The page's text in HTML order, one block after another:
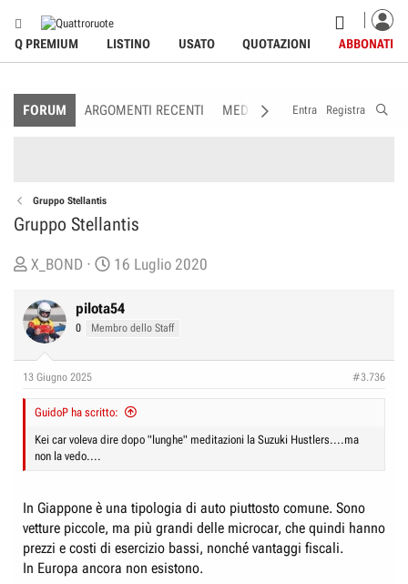
Q PREMIUM LISTINO USATO QUOTAZIONI ABBONATI
FORUM ARGOMENTI RECENTI MEDIA MEMBRI
Entra Registra
Gruppo Stellantis
Gruppo Stellantis
C
e
a
o
e
D
c
u
s
s
X_BOND
D
t
a
n
i
o
16 Luglio 2020
pilota54
0 Membro dello Staff
13 Giugno 2025 #3.736
GuidoP ha scritto:
Kei car voleva dire dopo "lunghe" meditazioni la Suzuki Hustlers....ma
non la vedo....
In Giappone è una tipologia di auto piuttosto comune. Sono
vetture piccole, ma più grandi delle microcar, che quindi hanno
prezzi e costi di esercizio bassi, nonché vantaggi fiscali.
In Europa ancora non esistono.